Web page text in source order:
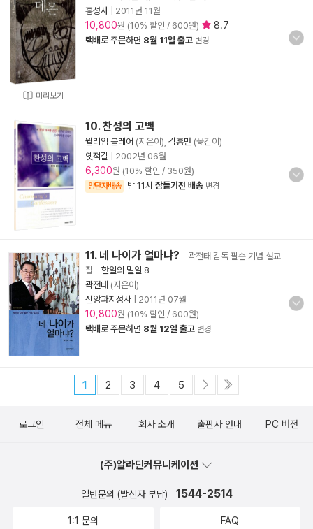
미리보기
홍성사
2011년 11월
10,800원 (10% 할인 / 600원) 8.7
택배로 주문하면 8월 11일 출고 변경
10. 찬성의 고백
윌리엄 블레어 (지은이), 김홍만(옮긴이)
옛적길
2002년 06월
6,300원 (10% 할인 / 350원)
양탄자배송 밤 11시 잠들기전 배송 변경
11. 네 나이가 얼마냐? - 곽전태 감독 팔순 기념 설교
집 - 한알의 밀알 8
곽전태 (지은이)
신앙과지성사
2011년 07월
10,800원 (10% 할인 / 600원)
택배로 주문하면 8월 12일 출고 변경
1 2 3 4 5
로그인 전체 메뉴 회사 소개 출판사 안내 PC 버전
(주)알라딘커뮤니케이션
일반문의 (발신자 부담) 1544-2514
1:1 문의 FAQ